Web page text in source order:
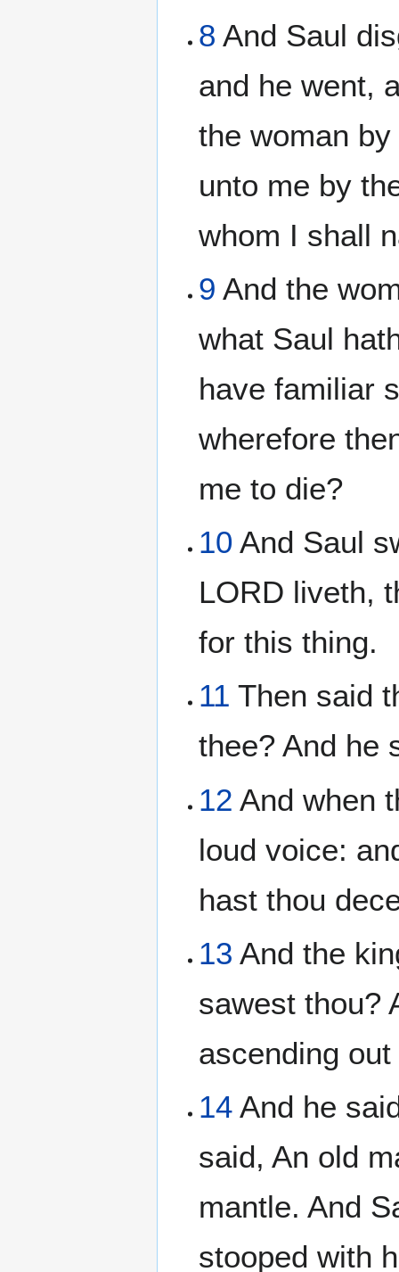
8 And Saul
and he went,
the woman
unto me by
whom I shall
9 And the
what Saul
have familiar
wherefore
me to die?
10 And Saul
LORD liveth,
for this thing.
11 Then said
thee? And he
12 And when
loud voice:
hast thou
13 And the
sawest thou?
ascending
14 And he
said, An old
mantle. And
stooped with